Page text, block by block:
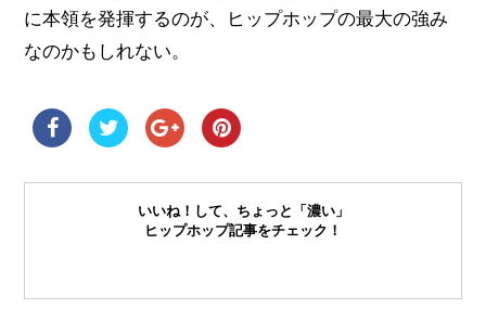
に本領を発揮するのが、ヒップホップの最大の強み
なのかもしれない。
いいね！して、ちょっと「濃い」
ヒップホップ記事をチェック！